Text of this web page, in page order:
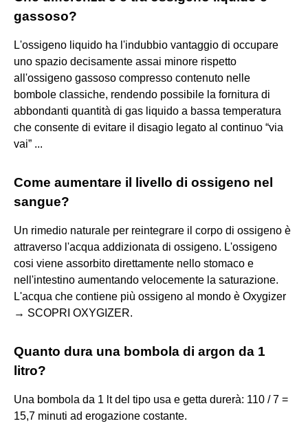
gassoso?
L'ossigeno liquido ha l'indubbio vantaggio di occupare
uno spazio decisamente assai minore rispetto
all'ossigeno gassoso compresso contenuto nelle
bombole classiche, rendendo possibile la fornitura di
abbondanti quantità di gas liquido a bassa temperatura
che consente di evitare il disagio legato al continuo “via
vai” ...
Come aumentare il livello di ossigeno nel
sangue?
Un rimedio naturale per reintegrare il corpo di ossigeno è
attraverso l'acqua addizionata di ossigeno. L'ossigeno
cosi viene assorbito direttamente nello stomaco e
nell'intestino aumentando velocemente la saturazione.
L'acqua che contiene più ossigeno al mondo è Oxygizer
→ SCOPRI OXYGIZER.
Quanto dura una bombola di argon da 1
litro?
Una bombola da 1 lt del tipo usa e getta durerà: 110 / 7 =
15,7 minuti ad erogazione costante.